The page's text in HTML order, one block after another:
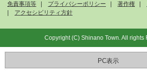
免責事項等
プライバシーポリシー 著作権
アクセシビリティ方針
Copyright (C) Shinano Town. All rights
PC表示